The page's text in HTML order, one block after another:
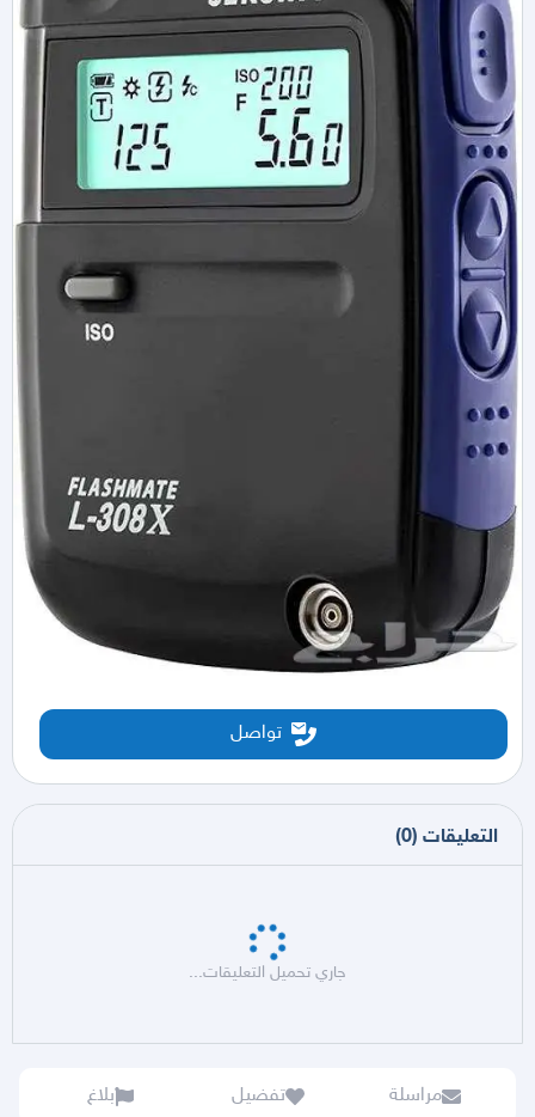
تواصل
التعليقات (
0
)
جاري تحميل التعليقات...
مراسلة تفضيل بلاغ